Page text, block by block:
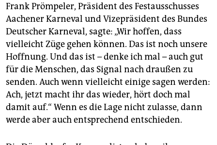
Frank Prömpeler, Präsident des Festausschusses
Aachener Karneval und Vizepräsident des Bundes
Deutscher Karneval, sagte: „Wir hoffen, dass
vielleicht Züge gehen können. Das ist noch unsere
Hoffnung. Und das ist – denke ich mal – auch gut
für die Menschen, das Signal nach draußen zu
senden. Auch wenn vielleicht einige sagen werden:
Ach, jetzt macht ihr das wieder, hört doch mal
damit auf.“ Wenn es die Lage nicht zulasse, dann
werde aber auch entsprechend entschieden.